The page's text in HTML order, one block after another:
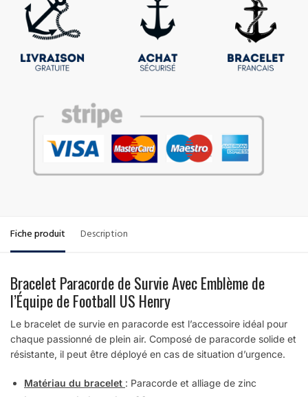
Fiche produit Description
Bracelet Paracorde de Survie Avec Emblème de
l’Équipe de Football US Henry
Le bracelet de survie en paracorde est l’accessoire idéal pour
chaque passionné de plein air. Composé de paracorde solide et
résistante, il peut être déployé en cas de situation d’urgence.
Matériau du bracelet : Paracorde et alliage de zinc